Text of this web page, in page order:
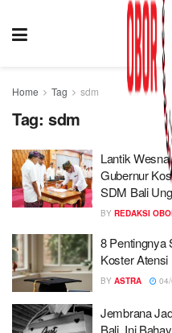
Home Tag sdm
Tag: sdm
Lantik
Gubernur
SDM Bali
BY REDAKSI
8 Pentingnya
Koster Atensi
BY ASTRA
Jembrana
Bali, Ini